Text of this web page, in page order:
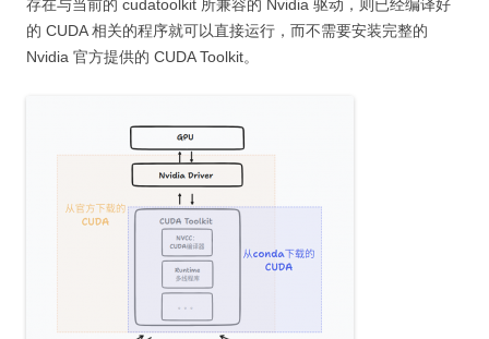
存在与当前的 cudatoolkit 所兼容的 Nvidia 驱动，则已经编译好
的 CUDA 相关的程序就可以直接运行，而不需要安装完整的
Nvidia 官方提供的 CUDA Toolkit。